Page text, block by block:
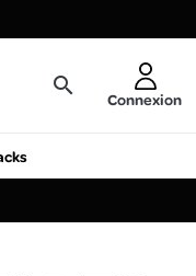
search
Connexion